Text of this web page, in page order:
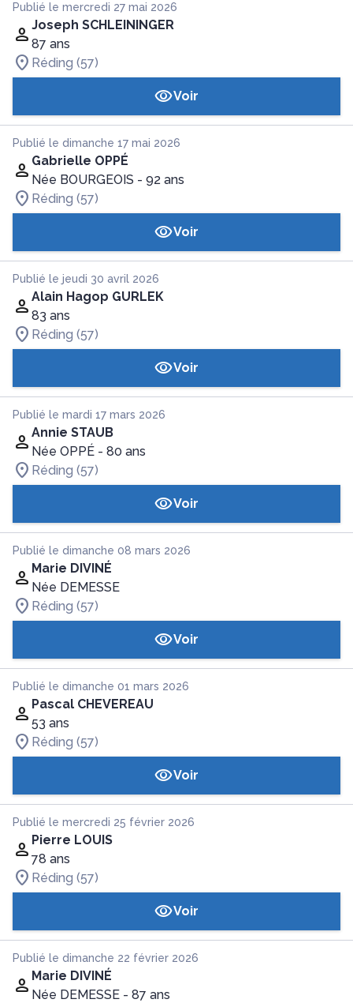
Publié le mercredi 27 mai 2026
Joseph SCHLEININGER
87 ans
Réding (57)
Voir
Publié le dimanche 17 mai 2026
Gabrielle OPPÉ
Née BOURGEOIS - 92 ans
Réding (57)
Voir
Publié le jeudi 30 avril 2026
Alain Hagop GURLEK
83 ans
Réding (57)
Voir
Publié le mardi 17 mars 2026
Annie STAUB
Née OPPÉ - 80 ans
Réding (57)
Voir
Publié le dimanche 08 mars 2026
Marie DIVINÉ
Née DEMESSE
Réding (57)
Voir
Publié le dimanche 01 mars 2026
Pascal CHEVEREAU
53 ans
Réding (57)
Voir
Publié le mercredi 25 février 2026
Pierre LOUIS
78 ans
Réding (57)
Voir
Publié le dimanche 22 février 2026
Marie DIVINÉ
Née DEMESSE - 87 ans